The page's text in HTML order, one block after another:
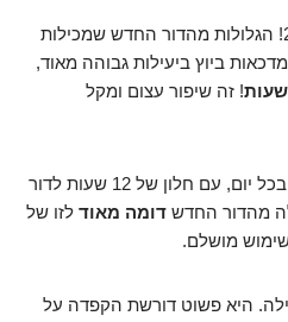
אבל ברוכים הבאים למאה ה-21! הגלולות מהדור החדש שמכילות
ביוץ ביעילות גבוהה מאוד,
! זה שיפור עצום ומקל
כשהן נלקחות נכון (באותו הזמן בכל יום, עם חלון של 12 שעות לדור
מהדור החדש דומה מאוד לזו של
היא פשוט דורשת הקפדה על